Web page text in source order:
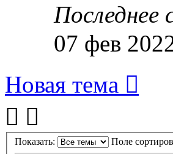
Последнее
07 фев
Новая тема
Показать: Поле